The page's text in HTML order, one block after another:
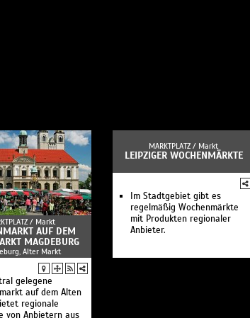
/ Markt
AUF DEM
MAGDEBURG
Alter Markt
gelegene
auf dem Alten
regionale
von Anbietern aus
MARKTPLATZ / Markt
LEIPZIGER WOCHENMÄRKTE
Im Stadtgebiet gibt es
regelmäßig Wochenmärkte
mit Produkten regionaler
Anbieter.